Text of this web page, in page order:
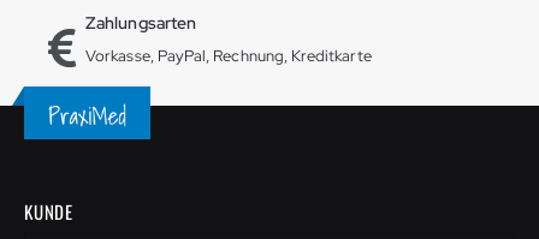
Zahlungsarten
Vorkasse, PayPal, Rechnung, Kreditkarte
KUNDE